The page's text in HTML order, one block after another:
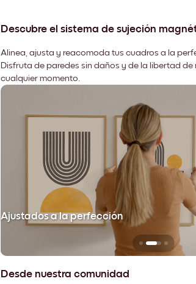
Descubre el sistema de sujeción
Alinea, ajusta y reacomoda tus cuadros a la
Disfruta de paredes sin daños y de la libertad de
cualquier momento.
Ajustados a la perfección
Desde nuestra comunidad